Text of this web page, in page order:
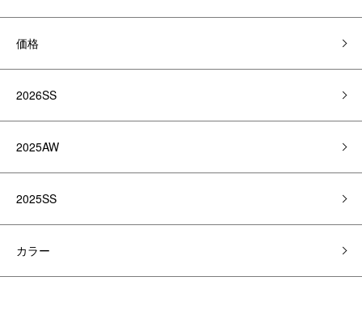
価格
2026SS
2025AW
2025SS
カラー